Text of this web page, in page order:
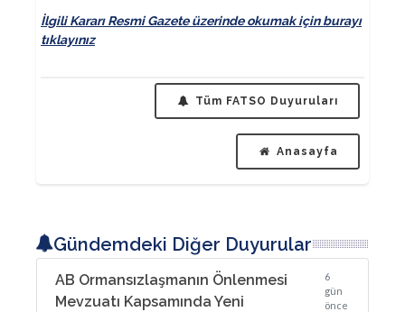
İlgili Kararı Resmi Gazete üzerinde okumak için burayı
tıklayınız
Tüm FATSO Duyuruları
Anasayfa
Gündemdeki Diğer Duyurular
AB Ormansızlaşmanın Önlenmesi
Mevzuatı Kapsamında Yeni
6
gün
önce